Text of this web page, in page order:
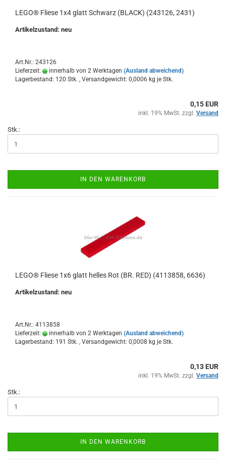
LEGO® Fliese 1x4 glatt Schwarz (BLACK) (243126, 2431)
Artikelzustand: neu
Art.Nr.: 243126
Lieferzeit:
innerhalb von 2 Werktagen (Ausland abweichend)
Lagerbestand: 120 Stk. , Versandgewicht: 0,0006 kg je Stk.
0,15 EUR
inkl. 19% MwSt. zzgl. Versand
Stk.:
IN DEN WARENKORB
LEGO® Fliese 1x6 glatt helles Rot (BR. RED) (4113858, 6636)
Artikelzustand: neu
Art.Nr.: 4113858
Lieferzeit:
innerhalb von 2 Werktagen (Ausland abweichend)
Lagerbestand: 191 Stk. , Versandgewicht: 0,0008 kg je Stk.
0,13 EUR
inkl. 19% MwSt. zzgl. Versand
Stk.:
IN DEN WARENKORB